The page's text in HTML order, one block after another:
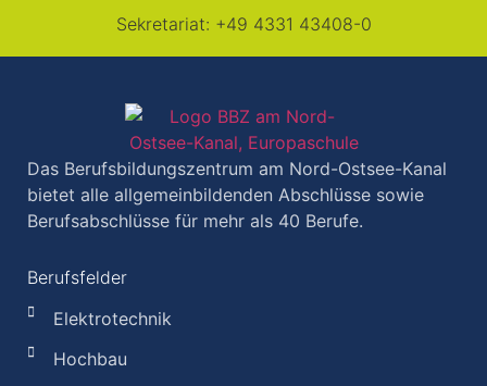
Sekretariat: +49 4331 43408-0
Das Berufsbildungszentrum am Nord-Ostsee-Kanal
bietet alle allgemeinbildenden Abschlüsse sowie
Berufsabschlüsse für mehr als 40 Berufe.
Berufsfelder
Elektrotechnik
Hochbau